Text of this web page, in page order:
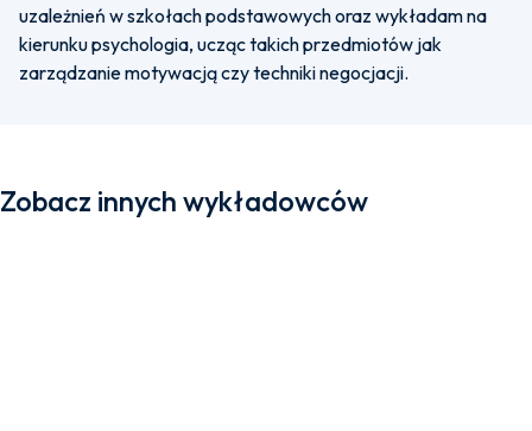
uzależnień w szkołach podstawowych oraz wykładam na
kierunku psychologia, ucząc takich przedmiotów jak
zarządzanie motywacją czy techniki negocjacji.
Zobacz innych wykładowców